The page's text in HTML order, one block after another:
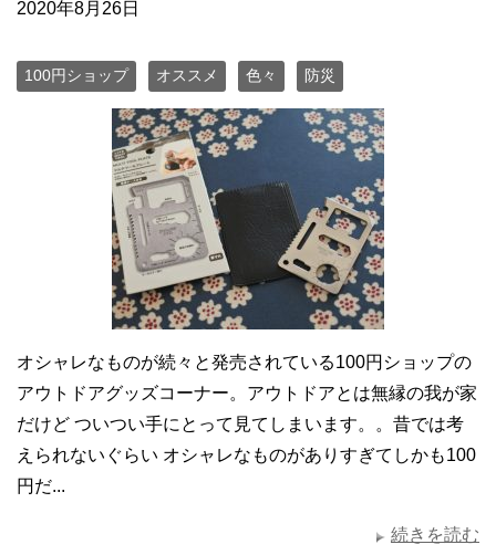
2020年8月26日
100円ショップ オススメ 色々 防災
オシャレなものが続々と発売されている100円ショップの
アウトドアグッズコーナー。アウトドアとは無縁の我が家
だけど ついつい手にとって見てしまいます。。昔では考
えられないぐらい オシャレなものがありすぎてしかも100
円だ...
続きを読む